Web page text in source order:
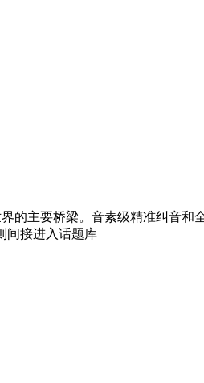
主要桥梁。音素级精准纠音和
间接进入话题库